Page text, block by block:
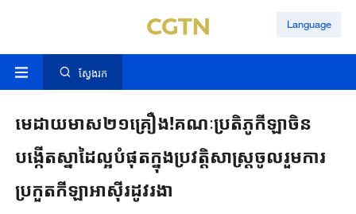
Language
ស្វែងរក
មេដាយមាស២១គ្រឿង!គណៈប្រតិភូកីឡាចិន
បង្កើតស្នាដៃល្អបំផុតក្នុងប្រវត្តិសាស្រ្តចូលរួមការ
ប្រកួតកីឡាអាស៊ីរដូវរងា